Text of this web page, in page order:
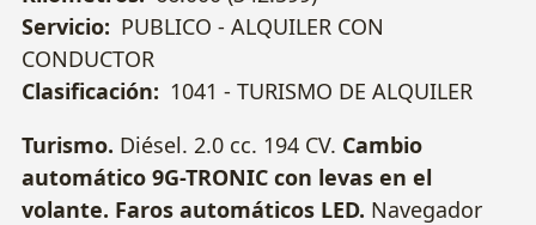
Servicio: PUBLICO - ALQUILER CON
CONDUCTOR
Clasificación: 1041 - TURISMO DE ALQUILER
Turismo. Diésel. 2.0 cc. 194 CV. Cambio
automático 9G-TRONIC con levas en el
volante. Faros automáticos LED. Navegador